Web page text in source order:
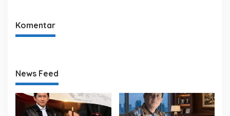
Komentar
News Feed